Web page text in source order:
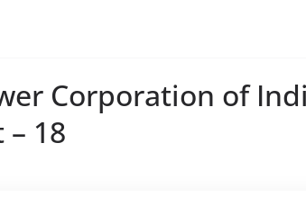
Corporation of
18